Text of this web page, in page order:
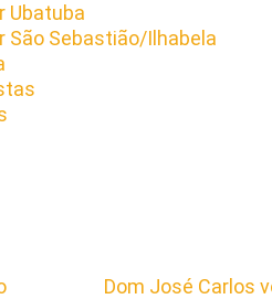
Ubatuba
São Sebastião/Ilhabela
Dom José Carlos